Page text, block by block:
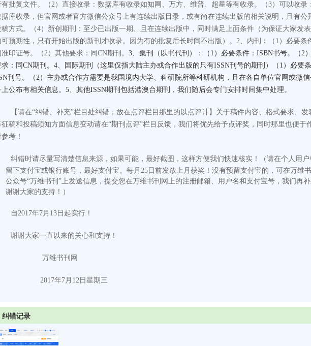
批复文件。
（2）直接收录：数据库有收录如知网、万方、维普、超星等有收录。
（3）可以收录
据库收录，但官网或者官方微信公众号上有连续出版目录，或有尚在连续出版的相关说明，且有公
方式。
（4）新创期刊：至少已出版一期、且在连续出版中，同时满足上面条件（为保证大家发
可预期性，只有开始出版的新刊才收录。因为有的批复后长时间不出版）。 2、内刊：
（1）必要条
印证号。
（2）其他要求：同CN期刊。 3、集刊（以书代刊）：（1）必要条件：ISBN书号。（2
求：同CN期刊。4、国际期刊（这里仅指大陆主办或合作出版的只有ISSN刊号的期刊）（1）必要
刊号。（2）主办或合作方需要是我国境内大学、科研院所等科研机构，且在各自单位官网或微信
上公布有相关信息。5、其他ISSN期刊包括港澳台期刊，我们随后会专门安排时间集中处理。
【请在“纠错、补充”栏目处纠错；放在点评栏目那里的以点评计】 关于稿件内容、格式要求、发
征稿和投稿须知方面信息变动请在“期刊点评”栏目反馈，我们将优先给予点评奖，同时那里也便于
考！
纠错时请尽量写清楚信息来源，如果可能，最好截图，这样方便我们快速核实！（请在个人用户
留下支付宝或银行账号，最好支付宝。每月25日前发放上月获奖！没有预留支付宝的，可在万维
公众号“万维书刊”上发送信息，提交您在万维书刊网上的注册邮箱、用户名和支付宝号，我们再补
谢谢大家的支持！）
自2017年7月13日起实行！
谢谢大家一直以来的关心和支持！
万维书刊网
2017年7月 12 日 星期三
纠错记录